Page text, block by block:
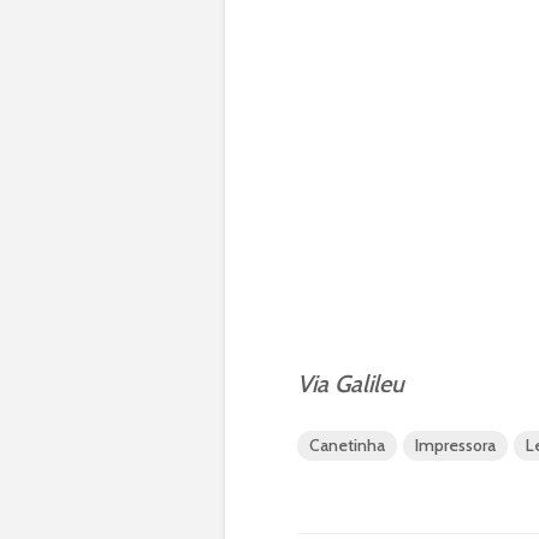
Via Galileu
Canetinha Impressora